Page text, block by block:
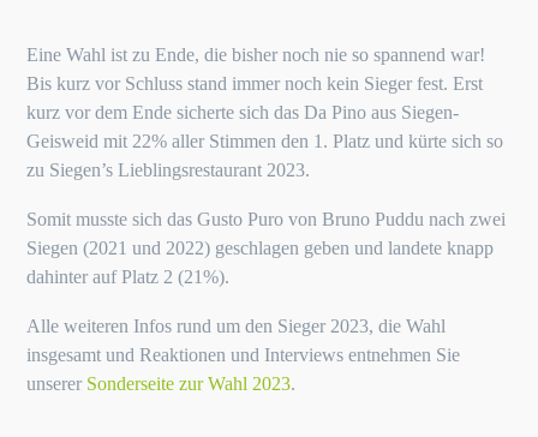
Eine Wahl ist zu Ende, die bisher noch nie so spannend war!
Bis kurz vor Schluss stand immer noch kein Sieger fest. Erst
kurz vor dem Ende sicherte sich das Da Pino aus Siegen-
Geisweid mit 22% aller Stimmen den 1. Platz und kürte sich so
zu Siegen’s Lieblingsrestaurant 2023.
Somit musste sich das Gusto Puro von Bruno Puddu nach zwei
Siegen (2021 und 2022) geschlagen geben und landete knapp
dahinter auf Platz 2 (21%).
Alle weiteren Infos rund um den Sieger 2023, die Wahl
insgesamt und Reaktionen und Interviews entnehmen Sie
unserer Sonderseite zur Wahl 2023.